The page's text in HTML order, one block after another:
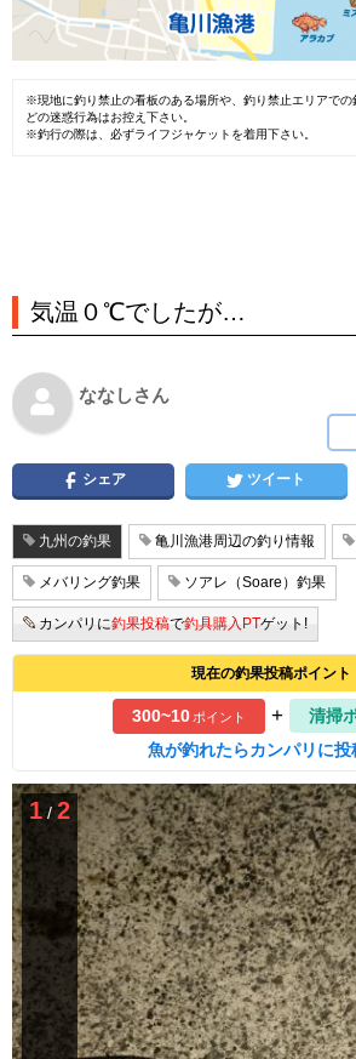
※現地に釣り禁止の看板のある場所や、釣り禁止エリアでの
どの迷惑行為はお控え下さい。
※釣行の際は、必ずライフジャケットを着用下さい。
気温０℃でしたが…
ななしさん
シェア ツイート
九州の釣果 亀川漁港周辺の釣り情報
メバリング釣果 ソアレ（Soare）釣果
カンパリに釣果投稿で釣具購入PTゲット!
現在の釣果投稿ポイント
300~10ポイント +
清掃
魚が釣れたらカンパリに投
1 / 2